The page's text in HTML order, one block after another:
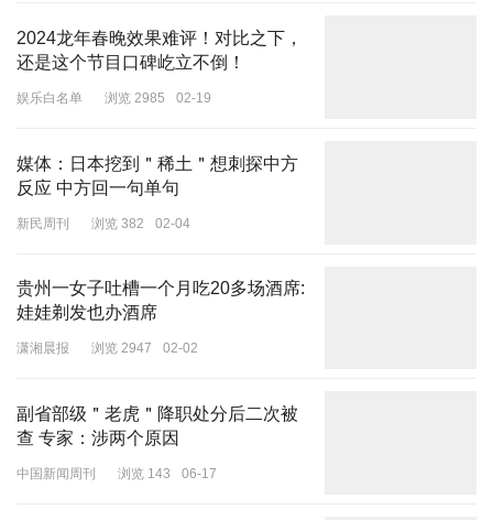
2024龙年春晚效果难评！对比之下，
还是这个节目口碑屹立不倒！
娱乐白名单 浏览 2985 02-19
媒体：日本挖到＂稀土＂想刺探中方
反应 中方回一句单句
新民周刊 浏览 382 02-04
贵州一女子吐槽一个月吃20多场酒席:
娃娃剃发也办酒席
潇湘晨报 浏览 2947 02-02
副省部级＂老虎＂降职处分后二次被
查 专家：涉两个原因
中国新闻周刊 浏览 143 06-17